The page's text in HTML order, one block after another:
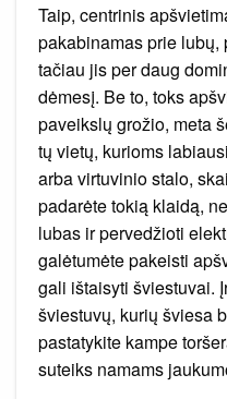
Taip, centrinis
pakabinamas prie
tačiau jis per daug
dėmesį. Be to, toks
paveikslų grožio, meta
tų vietų, kurioms
arba virtuvinio stalo,
padarėte tokią klaidą,
lubas ir pervedžioti
galėtumėte pakeisti
gali ištaisyti šviestuvai.
šviestuvų, kurių šviesa
pastatykite kampe
suteiks namams